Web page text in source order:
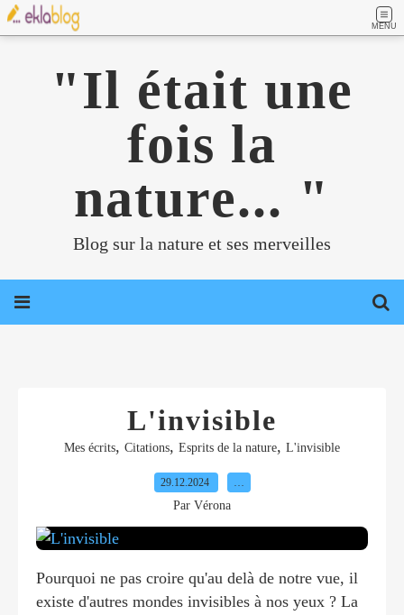
MENU
"Il était une
fois la
nature... "
Blog sur la nature et ses merveilles
L'invisible
Mes écrits, Citations, Esprits de la nature, L'invisible
29.12.2024 …
Par Vérona
Pourquoi ne pas croire qu'au delà de notre vue, il
existe d'autres mondes invisibles à nos yeux ? La